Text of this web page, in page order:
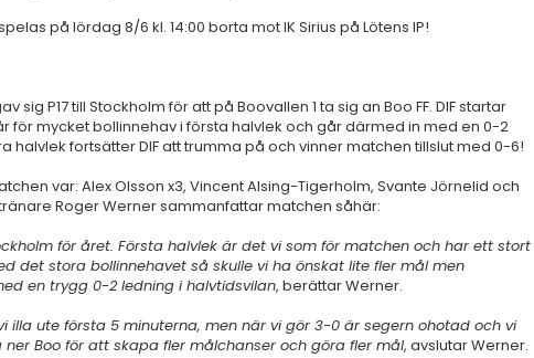
på lördag 8/6 kl. 14:00 borta mot IK Sirius på Lötens IP!
sig P17 till Stockholm för att på Boovallen 1 ta sig an Boo FF. DIF startar
för mycket bollinnehav i första halvlek och går därmed in med en 0-2
halvlek fortsätter DIF att trumma på och vinner matchen tillslut med 0-6!
var: Alex Olsson x3, Vincent Alsing-Tigerholm, Svante Jörnelid och
Roger Werner sammanfattar matchen såhär:
för året. Första halvlek är det vi som för matchen och har ett stort
det stora bollinnehavet så skulle vi ha önskat lite fler mål men
en trygg 0-2 ledning i halvtidsvilan, berättar Werner.
illa ute första 5 minuterna, men när vi gör 3-0 är segern ohotad och vi
Boo för att skapa fler målchanser och göra fler mål, avslutar Werner.